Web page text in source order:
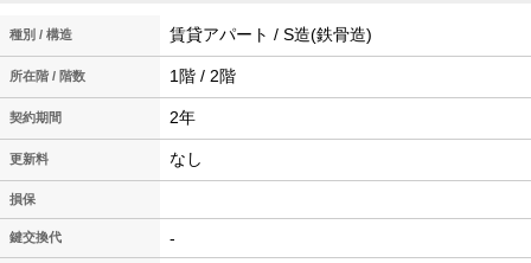
種別 / 構造 賃貸アパート / S造(鉄骨造)
所在階 / 階数 1階 / 2階
契約期間 2年
更新料 なし
損保
鍵交換代 -